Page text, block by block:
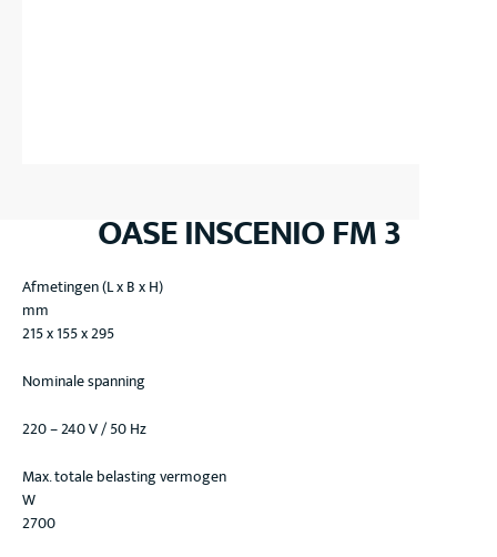
OASE INSCENIO FM 3
Afmetingen (L x B x H)
mm
215 x 155 x 295
Nominale spanning
220 – 240 V / 50 Hz
Max. totale belasting vermogen
W
2700